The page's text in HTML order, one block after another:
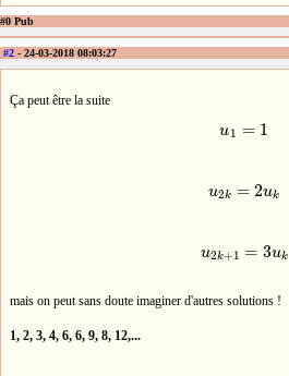
#0 Pub
#2 - 24-03-2018 08:03:27
Ça peut être la suite
u1 = 1
u 1=1
u2k = 2uk
u2 k=2uk
u2k+1 = 3uk
u2k+ 1=3 uk
mais on peut sans doute imaginer d'autres solutions !
1, 2, 3, 4, 6, 6, 9, 8, 12,...